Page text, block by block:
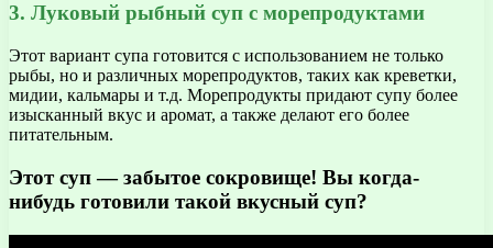
3. Луковый рыбный суп с морепродуктами
Этот вариант супа готовится с использованием не только
рыбы, но и различных морепродуктов, таких как креветки,
мидии, кальмары и т.д. Морепродукты придают супу более
изысканный вкус и аромат, а также делают его более
питательным.
Этот суп — забытое сокровище! Вы когда-
нибудь готовили такой вкусный суп?